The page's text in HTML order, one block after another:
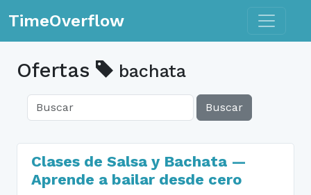
TimeOverflow Toggle
Ofertas bachata
Buscar
Clases de Salsa y Bachata —
Aprende a bailar desde cero